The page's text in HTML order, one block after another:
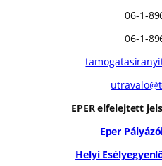
06-1-
06-1-
EPER elfelejtett
Eper
Helyi